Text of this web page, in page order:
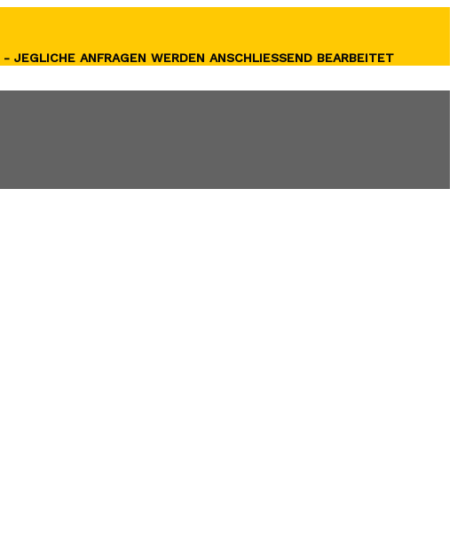
- JEGLICHE ANFRAGEN WERDEN ANSCHLIESSEND BEARBEITET